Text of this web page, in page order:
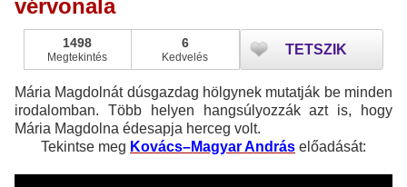
vérvonala
1498
Megtekintés
6
Kedvelés TETSZIK
Mária Magdolnát dúsgazdag hölgynek mutatják be minden
irodalomban. Több helyen hangsúlyozzák azt is, hogy
Mária Magdolna édesapja herceg volt.
Tekintse meg Kovács–Magyar András előadását: